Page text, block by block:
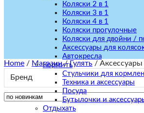
Коляски 2 в 1
Коляски 3 в 1
Коляски 4 в 1
Коляски прогулочные
Коляски для двойни /
Аксессуары для
Автокресла
Кормить
Стульчики для
Техника и аксессуары
Посуда
Бутылочки и
Отдыхать
Home / Магазин / Гулять /
Бренд